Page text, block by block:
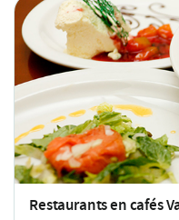
Restaurants en cafés